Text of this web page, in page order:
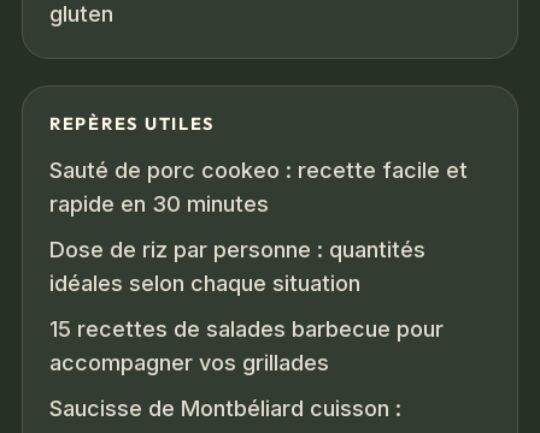
gluten
REPÈRES UTILES
Sauté de porc cookeo : recette facile et
rapide en 30 minutes
Dose de riz par personne : quantités
idéales selon chaque situation
15 recettes de salades barbecue pour
accompagner vos grillades
Saucisse de Montbéliard cuisson :